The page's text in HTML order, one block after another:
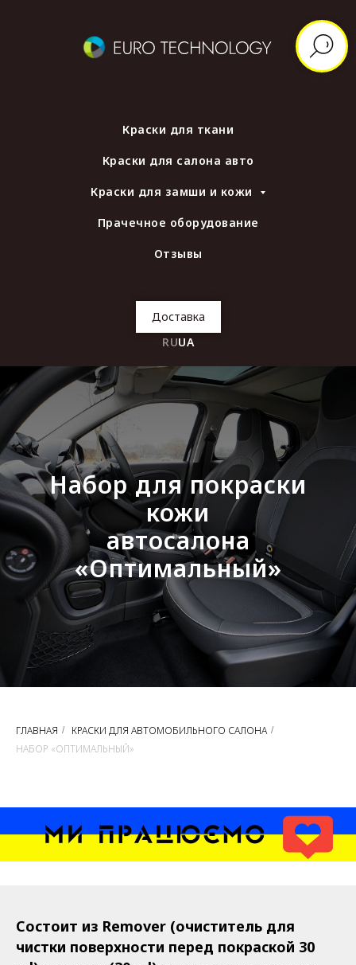
Краски для ткани
Краски для салона авто
Краски для замши и кожи
Прачечное оборудование
Отзывы
Доставка
RUUA
Набор для покраски
кожи
автосалона
«Оптимальный»
ГЛАВНАЯ / КРАСКИ ДЛЯ АВТОМОБИЛЬНОГО САЛОНА /
НАБОР «ОПТИМАЛЬНЫЙ»
Состоит из Remover (очиститель для
чистки поверхности перед покраской 30